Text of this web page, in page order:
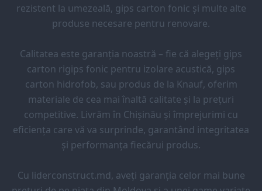
rezistent la umezeală, gips carton fonic și multe alte
produse necesare pentru renovare.
Calitatea este garanția noastră – fie că alegeți gips
carton rigips fonic pentru izolare acustică, gips
carton hidrofob, sau produs de la Knauf, oferim
materiale de cea mai înaltă calitate și la prețuri
competitive. Livrăm în Chișinău și împrejurimi cu
eficiența care vă va surprinde, garantând integritatea
și performanța fiecărui produs.
Cu liderconstruct.md, aveți garanția celor mai bune